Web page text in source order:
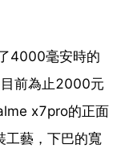
4000毫安時的
前為止2000元
x7pro的正面
工藝，下巴的寬